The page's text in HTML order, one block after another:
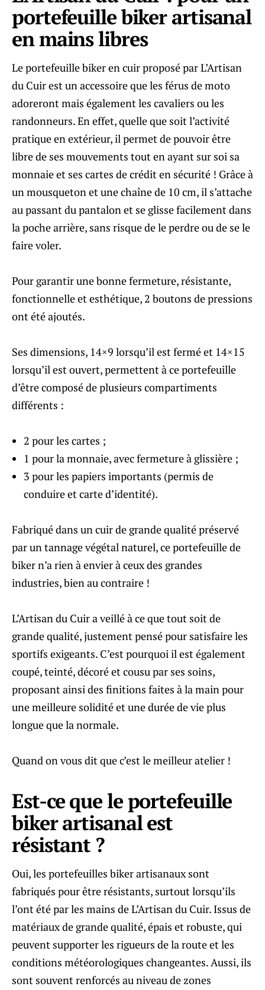
portefeuille biker artisanal
en mains libres
Le portefeuille biker en cuir proposé par L’Artisan
du Cuir est un accessoire que les férus de moto
adoreront mais également les cavaliers ou les
randonneurs. En effet, quelle que soit l’activité
pratique en extérieur, il permet de pouvoir être
libre de ses mouvements tout en ayant sur soi sa
monnaie et ses cartes de crédit en sécurité ! Grâce à
un mousqueton et une chaîne de 10 cm, il s’attache
au passant du pantalon et se glisse facilement dans
la poche arrière, sans risque de le perdre ou de se le
faire voler.
Pour garantir une bonne fermeture, résistante,
fonctionnelle et esthétique, 2 boutons de pressions
ont été ajoutés.
Ses dimensions, 14×9 lorsqu’il est fermé et 14×15
lorsqu’il est ouvert, permettent à ce portefeuille
d’être composé de plusieurs compartiments
différents :
2 pour les cartes ;
1 pour la monnaie, avec fermeture à glissière ;
3 pour les papiers importants (permis de
conduire et carte d’identité).
Fabriqué dans un cuir de grande qualité préservé
par un tannage végétal naturel, ce portefeuille de
biker n’a rien à envier à ceux des grandes
industries, bien au contraire !
L’Artisan du Cuir a veillé à ce que tout soit de
grande qualité, justement pensé pour satisfaire les
sportifs exigeants. C’est pourquoi il est également
coupé, teinté, décoré et cousu par ses soins,
proposant ainsi des finitions faites à la main pour
une meilleure solidité et une durée de vie plus
longue que la normale.
Quand on vous dit que c’est le meilleur atelier !
Est-ce que le portefeuille
biker artisanal est
résistant ?
Oui, les portefeuilles biker artisanaux sont
fabriqués pour être résistants, surtout lorsqu’ils
l’ont été par les mains de L’Artisan du Cuir. Issus de
matériaux de grande qualité, épais et robuste, qui
peuvent supporter les rigueurs de la route et les
conditions météorologiques changeantes. Aussi, ils
sont souvent renforcés au niveau de zones